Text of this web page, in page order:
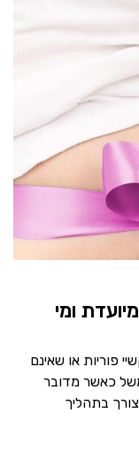
ומי
פוריות או שאינם
כאשר מדובר
בתהליך